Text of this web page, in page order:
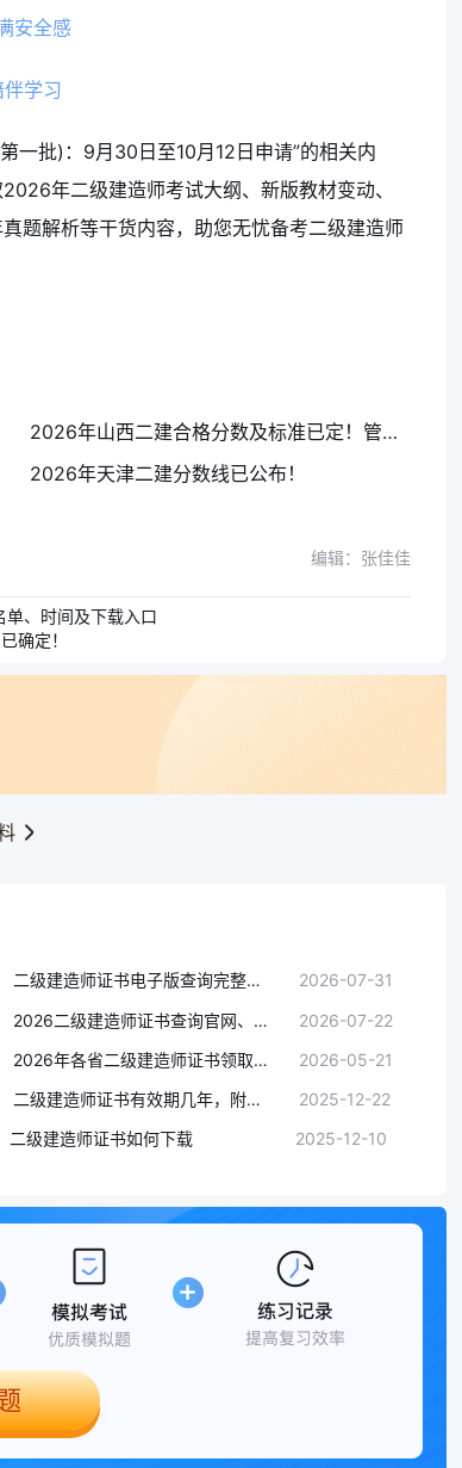
安全感
学习
一批)：9月30日至10月12日申请”的相关内
年二级建造师考试大纲、新版教材变动、
题解析等干货内容，助您无忧备考二级建造师
2026年山西二建合格分数及标准已定！管理50法规50实务60
2026年天津二建分数线已公布！
编辑：张佳佳
、时间及下载入口
确定！
二级建造师证书电子版查询完整操作教程
2026-07-31
2026二级建造师证书查询官网、流程及常见问题
2026-07-22
2026年各省二级建造师证书领取时间及信息汇总（7月23日更新）
2026-05-21
二级建造师证书有效期几年，附办理要点
2025-12-22
二级建造师证书如何下载 2025-12-10